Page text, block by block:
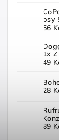
psy
56
1x
49
28
89